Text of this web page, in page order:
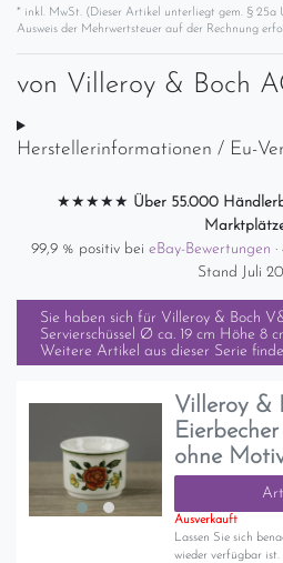
* inkl. MwSt. (Dieser Artikel unterliegt gem. § 25a
Ausweis der Mehrwertsteuer auf der Rechnung
von Villeroy & Boch
Herstellerinformationen / Eu-
★★★★★ Über 55.000
99,9 % positiv bei eBay-Bewertungen
Stand Juli
Sie haben sich für Villeroy & Boch
Servierschüssel Ø ca. 19 cm Höhe 8
Weitere Artikel aus dieser Serie
Villeroy &
ohne
Ausverkauft
Lassen Sie sich
wieder verfügbar ist.